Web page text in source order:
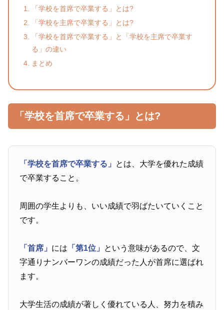
「学校を首席で卒業する」とは?
「学校を主席で卒業する」とは?
「学校を首席で卒業する」と「学校を主席で卒業す
る」の違い
まとめ
「学校を首席で卒業する」とは?
「学校を首席で卒業する」 とは、大学を優れた成績
で卒業すること。
周囲の学生よりも、いい成績で羽ばたいていくこと
です。
「首席」 には 「第1位」 という意味があるので、文
字通りナンバーワンの成績だった人が首席に選ばれ
ます。
大学生活の成績が著しく優れている人、努力を積み